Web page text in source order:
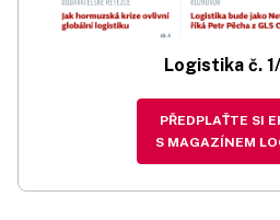
Logistika č.
PŘEDPLAŤTE SI
S MAGAZÍNEM